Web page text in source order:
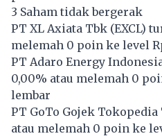
3 Saham tidak bergerak
PT XL Axiata Tbk (EXCL)
melemah 0 poin ke level
PT Adaro Energy
0,00% atau melemah 0
lembar
PT GoTo Gojek Tokopedia
atau melemah 0 poin ke